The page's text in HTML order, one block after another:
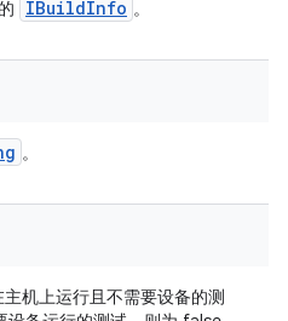
IBuildInfo 。
。
主机上运行且不需要设备的测